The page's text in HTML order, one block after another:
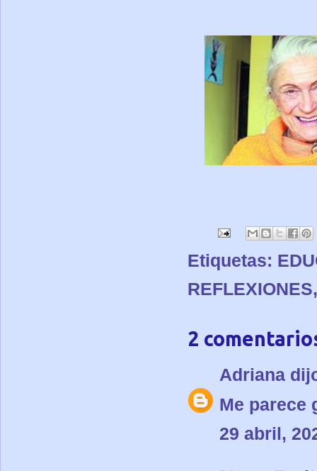
Etiquetas:
REFLEXIONES
2
Adriana
Me parece
29 abril,